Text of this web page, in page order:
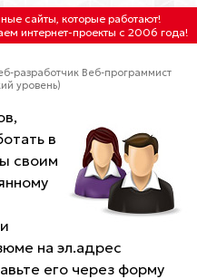
\ Левый торец здания
сайты, которые работают!
интернет-проекты с 2006 года!
разработчик Веб-программист
уровень)
в
своим
на эл.адрес
его через форму